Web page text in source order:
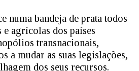
numa bandeja de prata todos
agrícolas dos países
transnacionais,
a mudar as suas legislações,
dos seus recursos.